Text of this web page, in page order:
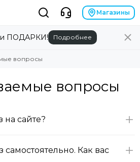
Магазины
и ПОДАРКИ! Подробнее
вопросы
вопросы
на сайте?
самостоятельно. Как вас